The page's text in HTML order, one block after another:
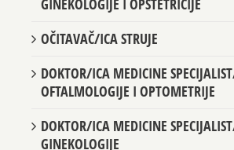
DOKTOR/ICA MEDICINE SPECIJALIST/
GINEKOLOGIJE I OPSTETRICIJE
DOKTOR/ICA MEDICINE SPECIJALIST/